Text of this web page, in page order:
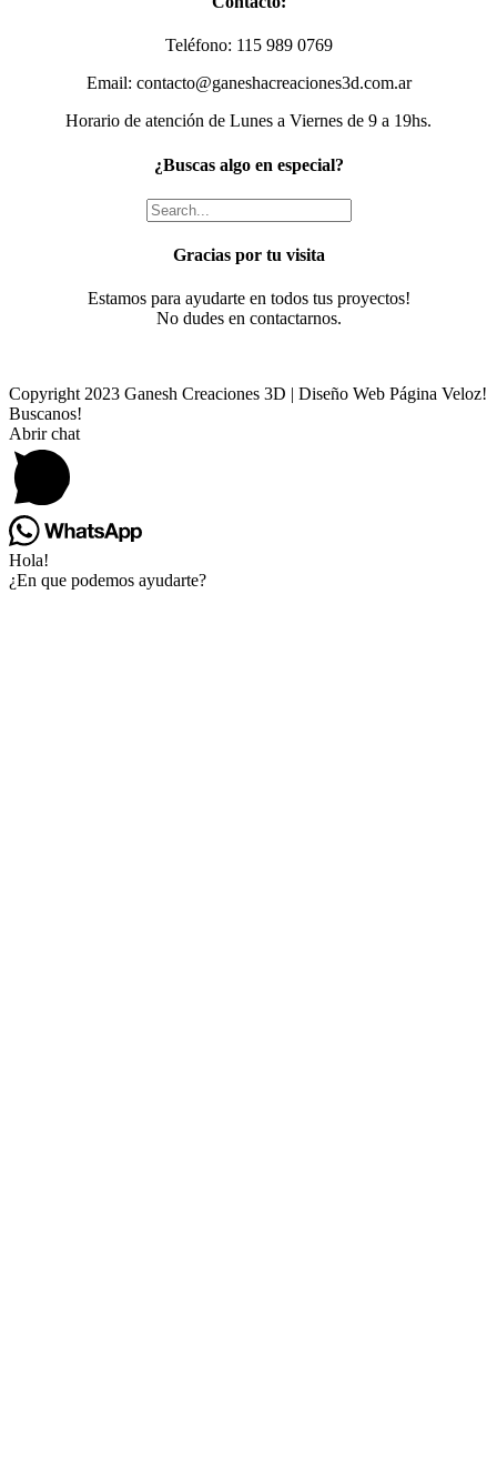
Teléfono: 115 989 0769
Email: contacto@ganeshacreaciones3d.com.ar
Horario de atención de Lunes a Viernes de 9 a 19hs.
¿Buscas algo en especial?
Gracias por tu visita
Estamos para ayudarte en todos tus proyectos!
No dudes en contactarnos.
Copyright 2023 Ganesh Creaciones 3D | Diseño Web Página Veloz!
Buscanos!
Facebook
Instagram
Email
Phone
Abrir chat
Hola!
¿En que podemos ayudarte?